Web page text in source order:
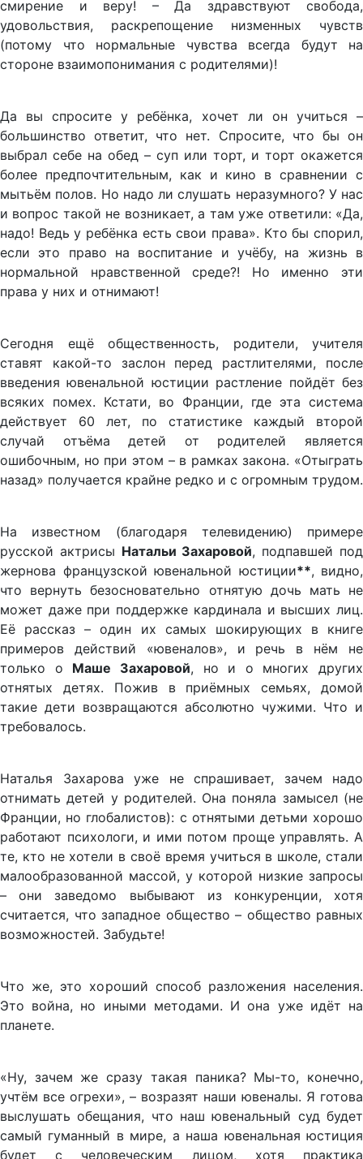
смирение и веру! – Да здравствуют свобода,
удовольствия, раскрепощение низменных чувств
(потому что нормальные чувства всегда будут на
стороне взаимопонимания с родителями)!
Да вы спросите у ребёнка, хочет ли он учиться –
большинство ответит, что нет. Спросите, что бы он
выбрал себе на обед – суп или торт, и торт окажется
более предпочтительным, как и кино в сравнении с
мытьём полов. Но надо ли слушать неразумного? У нас
и вопрос такой не возникает, а там уже ответили: «Да,
надо! Ведь у ребёнка есть свои права». Кто бы спорил,
если это право на воспитание и учёбу, на жизнь в
нормальной нравственной среде?! Но именно эти
права у них и отнимают!
Сегодня ещё общественность, родители, учителя
ставят какой-то заслон перед растлителями, после
введения ювенальной юстиции растление пойдёт без
всяких помех. Кстати, во Франции, где эта система
действует 60 лет, по статистике каждый второй
случай отъёма детей от родителей является
ошибочным, но при этом – в рамках закона. «Отыграть
назад» получается крайне редко и с огромным трудом.
На известном (благодаря телевидению) примере
русской актрисы Натальи Захаровой, подпавшей под
жернова французской ювенальной юстиции**, видно,
что вернуть безосновательно отнятую дочь мать не
может даже при поддержке кардинала и высших лиц.
Её рассказ – один их самых шокирующих в книге
примеров действий «ювеналов», и речь в нём не
только о Маше Захаровой, но и о многих других
отнятых детях. Пожив в приёмных семьях, домой
такие дети возвращаются абсолютно чужими. Что и
требовалось.
Наталья Захарова уже не спрашивает, зачем надо
отнимать детей у родителей. Она поняла замысел (не
Франции, но глобалистов): с отнятыми детьми хорошо
работают психологи, и ими потом проще управлять. А
те, кто не хотели в своё время учиться в школе, стали
малообразованной массой, у которой низкие запросы
– они заведомо выбывают из конкуренции, хотя
считается, что западное общество – общество равных
возможностей. Забудьте!
Что же, это хороший способ разложения населения.
Это война, но иными методами. И она уже идёт на
планете.
«Ну, зачем же сразу такая паника? Мы-то, конечно,
учтём все огрехи», – возразят наши ювеналы. Я готова
выслушать обещания, что наш ювенальный суд будет
самый гуманный в мире, а наша ювенальная юстиция
будет с человеческим лицом, хотя практика